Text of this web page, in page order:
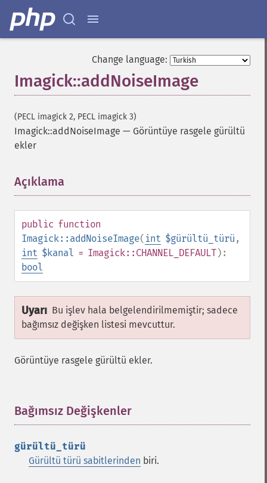
Change language:
Imagick::addNoiseImage
(PECL imagick 2, PECL imagick 3)
Imagick::addNoiseImage — Görüntüye rasgele gürültü
ekler
Açıklama
public function
Imagick::addNoiseImage( int $gürültü_türü ,
int $kanal = Imagick::CHANNEL_DEFAULT):
bool
Uyarı Bu işlev hala belgelendirilmemiştir; sadece
bağımsız değişken listesi mevcuttur.
Görüntüye rasgele gürültü ekler.
Bağımsız Değişkenler
gürültü_türü
Gürültü türü sabitlerinden biri.